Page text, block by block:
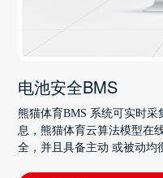
电池安全BMS
熊猫体育BMS 系统可实时
息，熊猫体育云算法模型在
全，并且具备主动 或被动均